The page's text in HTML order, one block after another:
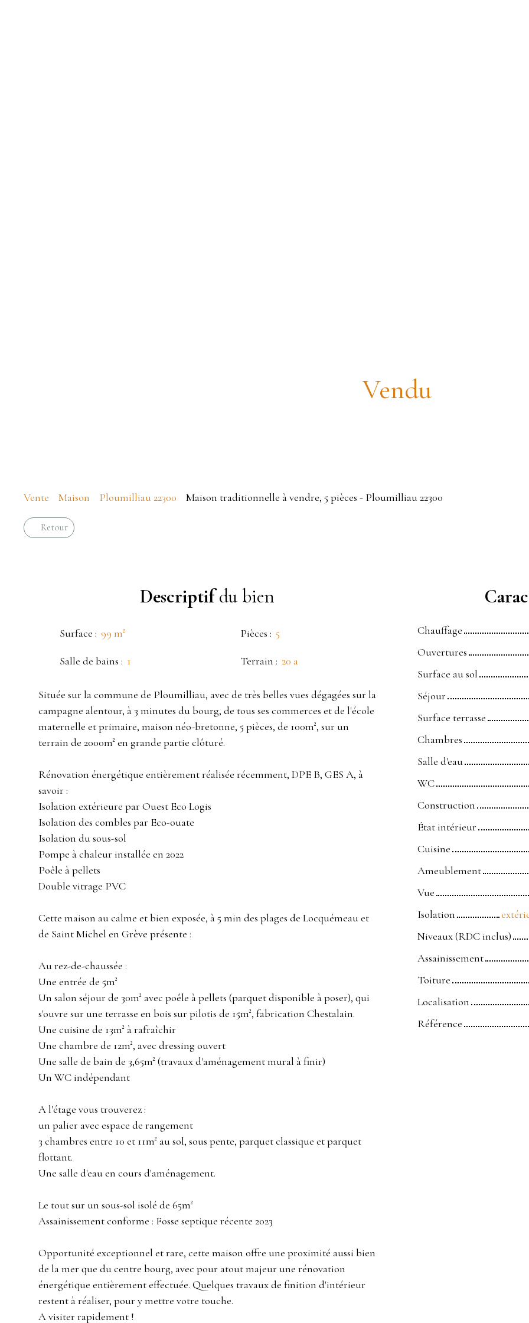
Vendu
Vente Maison Ploumilliau 22300 Maison traditionnelle à vendre, 5 pièces - Ploumilliau 22300
Retour
Descriptifdu bien
Surface : 99 m² Pièces : 5
Salle de bains : 1 Terrain : 20 a
Située sur la commune de Ploumilliau, avec de très belles vues dégagées sur la
campagne alentour, à 3 minutes du bourg, de tous ses commerces et de l'école
maternelle et primaire, maison néo-bretonne, 5 pièces, de 100m², sur un
terrain de 2000m² en grande partie clôturé.
Rénovation énergétique entièrement réalisée récemment, DPE B, GES A, à
savoir :
Isolation extérieure par Ouest Eco Logis
Isolation des combles par Eco-ouate
Isolation du sous-sol
Pompe à chaleur installée en 2022
Poêle à pellets
Double vitrage PVC
Cette maison au calme et bien exposée, à 5 min des plages de Locquémeau et
de Saint Michel en Grève présente :
Au rez-de-chaussée :
Une entrée de 5m²
Un salon séjour de 30m² avec poêle à pellets (parquet disponible à poser), qui
s'ouvre sur une terrasse en bois sur pilotis de 15m², fabrication Chestalain.
Une cuisine de 13m² à rafraîchir
Une chambre de 12m², avec dressing ouvert
Une salle de bain de 3,65m² (travaux d'aménagement mural à finir)
Un WC indépendant
A l'étage vous trouverez :
un palier avec espace de rangement
3 chambres entre 10 et 11m² au sol, sous pente, parquet classique et parquet
flottant.
Une salle d'eau en cours d'aménagement.
Le tout sur un sous-sol isolé de 65m²
Assainissement conforme : Fosse septique récente 2023
Opportunité exceptionnel et rare, cette maison offre une proximité aussi bien
de la mer que du centre bourg, avec pour atout majeur une rénovation
énergétique entièrement effectuée. Quelques travaux de finition d'intérieur
restent à réaliser, pour y mettre votre touche.
A visiter rapidement !
Chauffage
Ouvertures
Surface au sol
Séjour
Surface terrasse
Chambres
Salle d'eau
WC
Construction
État intérieur
Cuisine
Ameublement
Vue
Isolation
Niveaux (RDC inclus)
Assainissement
Toiture
Localisation
Référence